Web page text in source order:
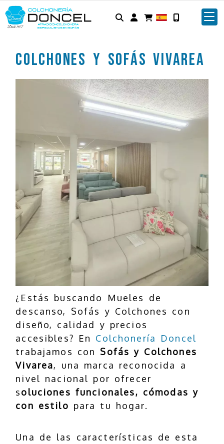
Identifícate
Colchones y Sofás Vivarea
¿Estás buscando Mueles de
descanso, Sofás y Colchones con
diseño, calidad y precios
accesibles? En Colchonería Doncel
trabajamos con Sofás y Colchones
Vivarea, una marca reconocida a
nivel nacional por ofrecer
soluciones funcionales, cómodas y
con estilo para tu hogar.
Una de las características de esta